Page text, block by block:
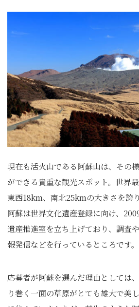
現在も活火山である阿蘇山は、その
ができる貴重な観光スポット。世界
東西18km、南北25kmの大きさを誇り
阿蘇は世界文化遺産登録に向け、
遺産推進室を立ち上げており、調査
報発信などを行っているところです。
応募者が阿蘇を選んだ理由としては
り巻く一面の草原がとても雄大で美